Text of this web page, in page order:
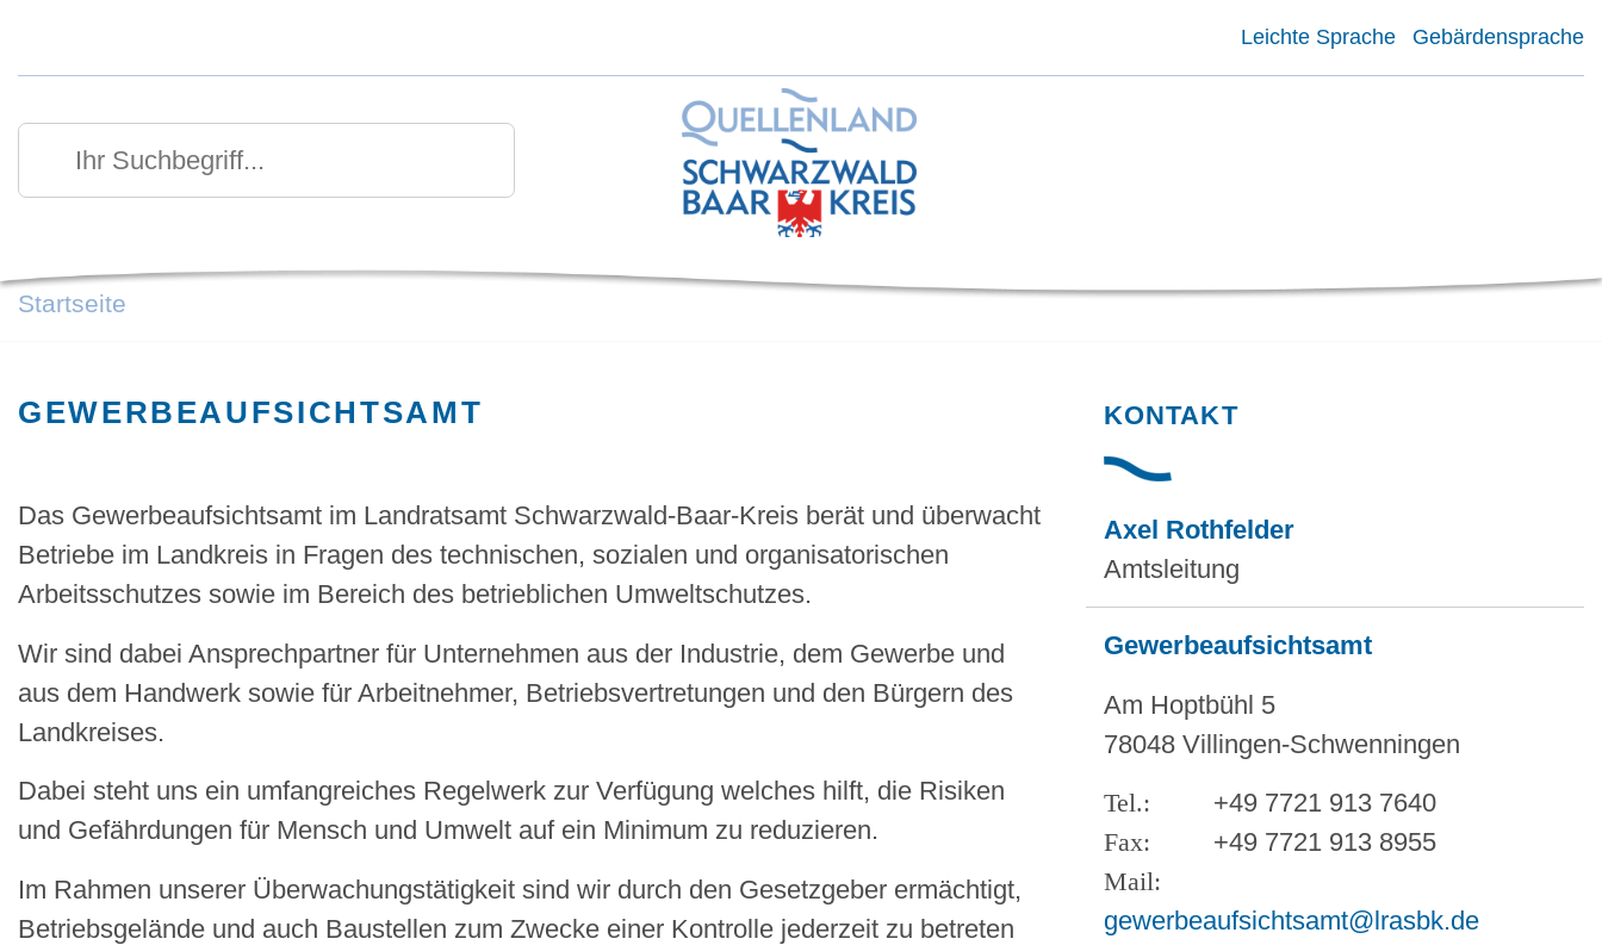
Leichte Sprache Gebärdensprache
Ihr Suchbegriff
Suchen
Startseite
GEWERBEAUFSICHTSAMT
Das Gewerbeaufsichtsamt im Landratsamt Schwarzwald-Baar-Kreis berät und überwacht
Betriebe im Landkreis in Fragen des technischen, sozialen und organisatorischen
Arbeitsschutzes sowie im Bereich des betrieblichen Umweltschutzes.
Wir sind dabei Ansprechpartner für Unternehmen aus der Industrie, dem Gewerbe und
aus dem Handwerk sowie für Arbeitnehmer, Betriebsvertretungen und den Bürgern des
Landkreises.
Dabei steht uns ein umfangreiches Regelwerk zur Verfügung welches hilft, die Risiken
und Gefährdungen für Mensch und Umwelt auf ein Minimum zu reduzieren.
Im Rahmen unserer Überwachungstätigkeit sind wir durch den Gesetzgeber ermächtigt,
Betriebsgelände und auch Baustellen zum Zwecke einer Kontrolle jederzeit zu betreten
KONTAKT
Axel Rothfelder
Amtsleitung
Gewerbeaufsichtsamt
Am Hoptbühl 5
78048 Villingen-Schwenningen
+49 7721 913 7640
+49 7721 913 8955
gewerbeaufsichtsamt@lrasbk.de